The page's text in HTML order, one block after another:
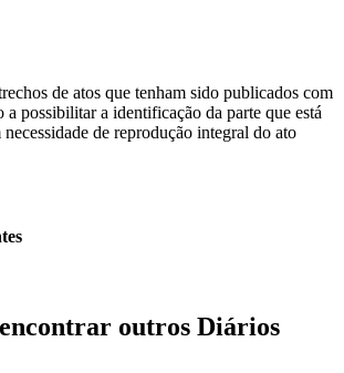
de atos que tenham sido publicados com
possibilitar a identificação da parte que está
de reprodução integral do ato
outros Diários